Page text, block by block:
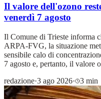
Il valore dell'ozono
venerdì 7 agosto
Il Comune di Trieste informa
ARPA-FVG, la situazione
sensibile calo di
7 agosto e, pertanto, il valore
redazione·3 ago 2026· 3 min